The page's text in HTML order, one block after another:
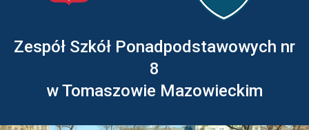
Zespół Szkół Ponadpodstawowych nr
8
w Tomaszowie Mazowieckim